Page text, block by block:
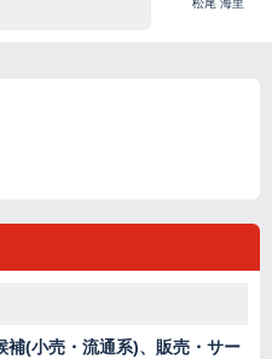
松尾 海里
補(小売・流通系)、販売・サー